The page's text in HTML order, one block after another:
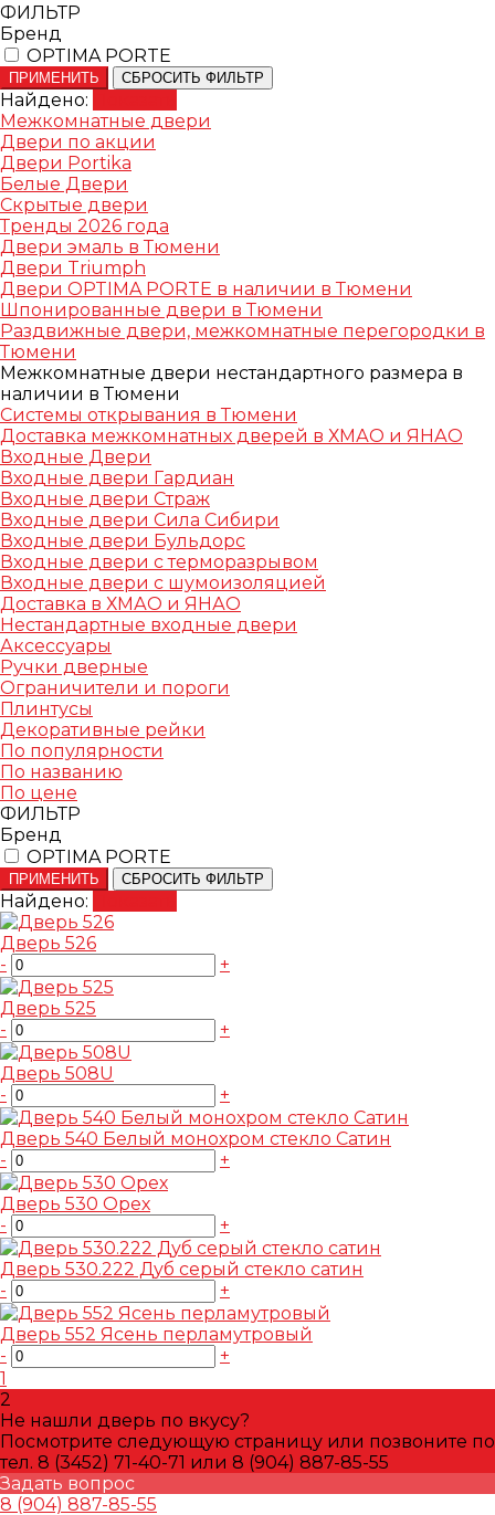
ФИЛЬТР
Бренд
OPTIMA PORTE
ПРИМЕНИТЬ СБРОСИТЬ ФИЛЬТР
Найдено:
Межкомнатные двери
Двери по акции
Двери Portika
Белые Двери
Скрытые двери
Тренды 2026 года
Двери эмаль в Тюмени
Двери Triumph
Двери OPTIMA PORTE в наличии в Тюмени
Шпонированные двери в Тюмени
Раздвижные двери, межкомнатные перегородки в
Тюмени
Межкомнатные двери нестандартного размера в
наличии в Тюмени
Системы открывания в Тюмени
Доставка межкомнатных дверей в ХМАО и ЯНАО
Входные Двери
Входные двери Гардиан
Входные двери Страж
Входные двери Сила Сибири
Входные двери Бульдорс
Входные двери с терморазрывом
Входные двери с шумоизоляцией
Доставка в ХМАО и ЯНАО
Нестандартные входные двери
Аксессуары
Ручки дверные
Ограничители и пороги
Плинтусы
Декоративные рейки
По популярности
По названию
По цене
ФИЛЬТР
Бренд
OPTIMA PORTE
ПРИМЕНИТЬ СБРОСИТЬ ФИЛЬТР
Найдено:
Дверь 526
-
+
Дверь 525
-
+
Дверь 508U
-
+
Дверь 540 Белый монохром стекло Сатин
-
+
Дверь 530 Орех
-
+
Дверь 530.222 Дуб серый стекло сатин
-
+
Дверь 552 Ясень перламутровый
-
+
1
2
Не нашли дверь по вкусу?
Посмотрите следующую страницу или позвоните по
тел. 8 (3452) 71-40-71 или 8 (904) 887-85-55
Задать вопрос
8 (904) 887-85-55